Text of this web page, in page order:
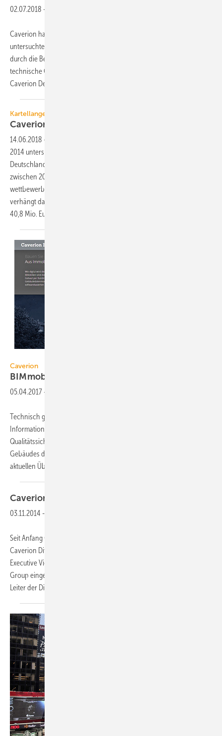
02.07.2018 -
Caverion hat sich mit dem Bundeskartellamt in einer seit 2014
untersuchten Kartellangelegenheit geeinigt. Die Untersuchungen
durch die Behörde richteten sich gegen mehrere Unternehmen, die
technische Gebäudedienstleistungen in Deutschland erbringen. Die
Caverion Deutschland GmbH, bzw.
Kartellangelegenheit
Caverion zahlt bis zu 40,8 Mio. Euro
14.06.2018 -
2014 untersuchten Kartellangelegenheit geeinigt. Die Caverion
Deutschland GmbH, bzw. ihre Vorgängerunternehmen, waren
zwischen 2005 bis 2013 mit mehreren Unternehmen an
wettbewerbsverzerrenden Geschäftspraktiken beteiligt. Dafür
verhängt das Bundeskartellamt eine Geldbuße in Höhe von maximal
40,8 Mio. Euro.
Caverion
BIMmobilie
05.04.2017 -
Technisch getrieben und politisch gefordert lassen sich mit Building
Information Modeling (BIM) große Einsparungen realisieren sowie die
Qualitätssicherung der Planungs-, Bau- und Betriebsphase eines
Gebäudes deutlich verbessern. Mit BIMmobilie bietet Caverion einen
aktuellen Überblick über
Caverion — Kühn ist neuer
03.11.2014 -
Seit Anfang Oktober 2014 ist Werner Kühn (55) neuer CEO der
Caverion Division Germany, München. Gleichzeitig ist er als Group
Executive Vice President in das Managementboard der Caverion
Group eingetreten. Karl-Walter Schuster, bisher kommissarischer
Leiter der Division Germany, wird